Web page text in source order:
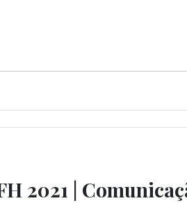
2021 |